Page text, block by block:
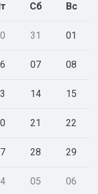
Сб Вс
31 01
07 08
14 15
21 22
28 29
05 06